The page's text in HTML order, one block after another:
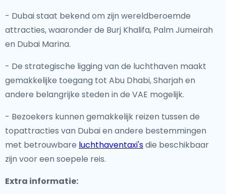
- Dubai staat bekend om zijn wereldberoemde
attracties, waaronder de Burj Khalifa, Palm Jumeirah
en Dubai Marina.
- De strategische ligging van de luchthaven maakt
gemakkelijke toegang tot Abu Dhabi, Sharjah en
andere belangrijke steden in de VAE mogelijk.
- Bezoekers kunnen gemakkelijk reizen tussen de
topattracties van Dubai en andere bestemmingen
met betrouwbare luchthaventaxi'sdie beschikbaar
zijn voor een soepele reis.
Extra informatie: